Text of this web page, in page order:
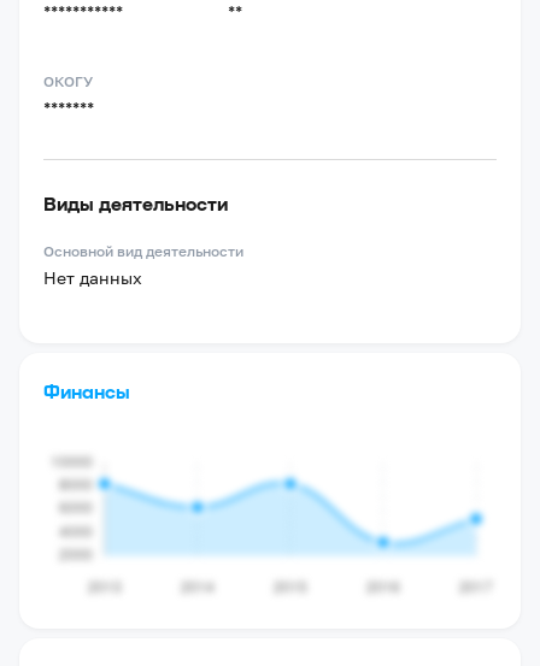
*********** **
ОКОГУ
*******
Виды деятельности
Основной вид деятельности
Нет данных
Финансы